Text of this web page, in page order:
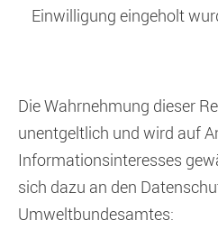
Einwilligung eingeholt
Die Wahrnehmung dieser
unentgeltlich und wird auf
Informationsinteresses
sich dazu an den
Umweltbundesamtes: